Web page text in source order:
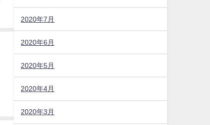
2020年7月
2020年6月
2020年5月
2020年4月
2020年3月